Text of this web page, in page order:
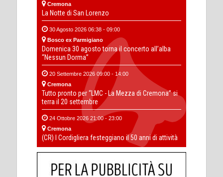
Cremona
La Notte di San Lorenzo
30 Agosto 2026 06:38 - 09:00
Bosco ex Parmigiano
Domenica 30 agosto torna il concerto all’alba
“Nessun Dorma”
20 Settembre 2026 09:00 - 14:00
Cremona
Tutto pronto per “LMC - La Mezza di Cremona” si
terra il 20 settembre
24 Ottobre 2026 21:00 - 23:00
Cremona
(CR) I Cordigliera festeggiano il 50 anni di attività